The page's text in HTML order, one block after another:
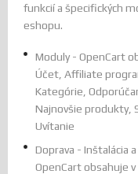
funkcií a špecifických
eshopu.
Moduly - OpenCart
Účet, Affiliate
Kategórie,
Najnovšie produkty,
Uvítanie
Doprava - Inštalácia
OpenCart obsahuje